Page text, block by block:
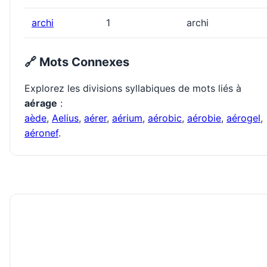
archi 1 archi
🔗 Mots Connexes
Explorez les divisions syllabiques de mots liés à
aérage :
aède, Aelius, aérer, aérium, aérobic, aérobie, aérogel,
aéronef.